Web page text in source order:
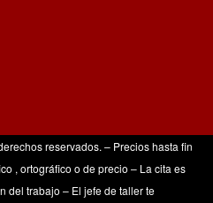
reservados. – Precios hasta fin
, ortográfico o de precio – La cita es
del trabajo – El jefe de taller te